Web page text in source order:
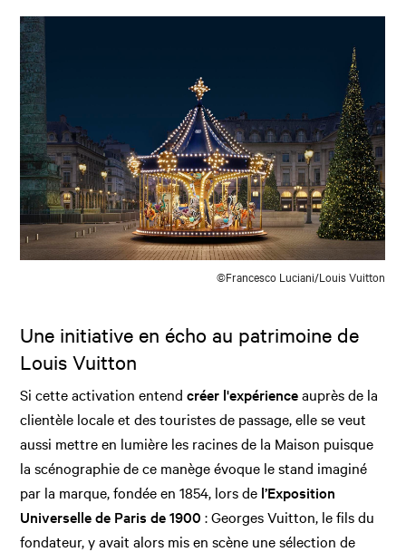
©Francesco Luciani/Louis Vuitton
Une initiative en écho au patrimoine de
Louis Vuitton
Si cette activation entendcréer l'expérienceauprès de la
clientèle locale et des touristes de passage, elle se veut
aussi mettre en lumière les racines de la Maison puisque
la scénographie de ce manège évoque le stand imaginé
par la marque, fondée en 1854, lors de l’Exposition
Universelle de Paris de 1900 : Georges Vuitton, le fils du
fondateur, y avait alors mis en scène une sélection de